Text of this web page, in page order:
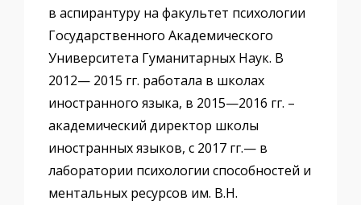
в аспирантуру на факультет психологии
Государственного Академического
Университета Гуманитарных Наук. В
2012— 2015 гг. работала в школах
иностранного языка, в 2015—2016 гг. –
академический директор школы
иностранных языков, c 2017 гг.— в
лаборатории психологии способностей и
ментальных ресурсов им. В.Н.